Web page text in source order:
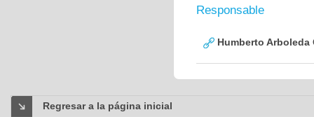
Responsable
Humberto Arboleda
Regresar a la página inicial